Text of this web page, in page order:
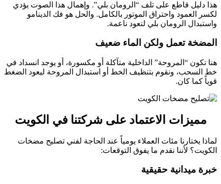
هذا دليل قاطع على تلف “الرومان بلي”. وإهمال هذا الصوت يؤدي
لكسر العمود واحتراق الموتور بالكامل. والحل هو فك الدينامو
واستبدال الرومان بلي لتعود ناعمة.
المضخة تعمل ولكن الماء ضعيف
هنا تكون “المروحة” الداخلية متآكلة أو مكسورة، أو يوجد انسداد في
خط السحب، ونقوم بتنظيف الخط أو استبدال المروحة ليعود الضغط
قوياً كما كان.
مميزات الاعتماد على شركتنا في الكويت
لماذا يختارنا مئات العملاء يومياً عند الحاجة لفني تصليح مضخات
الكويت؟ لأننا نقدم ما يفوق التوقعات:
خبرة ميدانية حقيقية